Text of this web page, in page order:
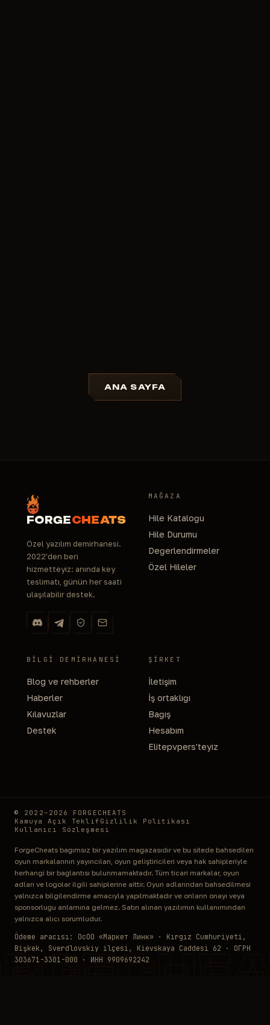
ANA SAYFA
FORGECHEATS
Özel yazılım demirhanesi.
2022'den beri
hizmetteyiz: anında key
teslimatı, günün her saati
ulaşılabilir destek.
MAĞAZA
Hile Kataloğu
Hile Durumu
Değerlendirmeler
Özel Hileler
BILGI DEMIRHANESI
Blog ve rehberler
Haberler
Kılavuzlar
Destek
ŞIRKET
İletişim
İş ortaklığı
Bağış
Hesabım
Elitepvpers'teyiz
© 2022–2026 FORGECHEATS
Kamuya Açık Teklif Gizlilik Politikası
Kullanıcı Sözleşmesi
ForgeCheats bağımsız bir yazılım mağazasıdır ve bu sitede bahsedilen
oyun markalarının yayıncıları, oyun geliştiricileri veya hak sahipleriyle
herhangi bir bağlantısı bulunmamaktadır. Tüm ticari markalar, oyun
adları ve logolar ilgili sahiplerine aittir. Oyun adlarından bahsedilmesi
yalnızca bilgilendirme amacıyla yapılmaktadır ve onların onayı veya
sponsorluğu anlamına gelmez. Satın alınan yazılımın kullanımından
yalnızca alıcı sorumludur.
Ödeme aracısı: ОсОО «Маркет Линк» · Kırgız Cumhuriyeti,
Bişkek, Sverdlovskiy ilçesi, Kievskaya Caddesi 62 · ОГРН
303671-3301-000 · ИНН 9909692242